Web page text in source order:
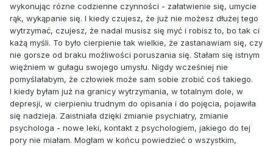
wykonując rózne codzienne czynności - załatwienie się, umycie
rąk, wykąpanie się. I kiedy czujesz, że już nie możesz dłużej tego
wytrzymać, czujesz, że nadal musisz się myć i robisz to, bo tak ci
każą myśli. To było cierpienie tak wielkie, że zastanawiam się, czy
nie gorsze od braku możliwości poruszania się. Stałam się istnym
więźniem w gułagu swojego umysłu. Nigdy wcześniej nie
pomyślałabym, że człowiek może sam sobie zrobić coś takiego.
I kiedy byłam już na granicy wytrzymania, w totalnym dole, w
depresji, w cierpieniu trudnym do opisania i do pojęcia, pojawiła
się nadzieja. Zaistniała dzięki zmianie psychiatry, zmianie
psychologa - nowe leki, kontakt z psychologiem, jakiego do tej
pory nie miałam. Mogłam w końcu powiedzieć o wszystkim,